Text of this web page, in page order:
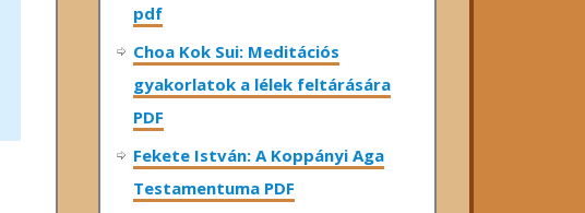
pdf
Choa Kok Sui: Meditációs
gyakorlatok a lélek feltárására
PDF
Fekete István: A Koppányi Aga
Testamentuma PDF